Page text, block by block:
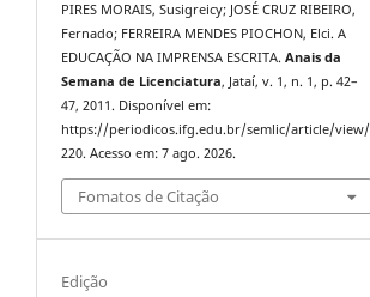
PIRES MORAIS, Susigreicy; JOSÉ CRUZ RIBEIRO,
Fernado; FERREIRA MENDES PIOCHON, Elci. A
EDUCAÇÃO NA IMPRENSA ESCRITA.Anais da
Semana de Licenciatura, Jataí, v. 1, n. 1, p. 42–
47, 2011. Disponível em:
https://periodicos.ifg.edu.br/semlic/article/view/
220. Acesso em: 7 ago. 2026.
Fomatos de Citação
Edição